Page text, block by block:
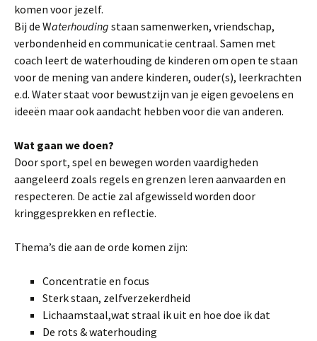
komen voor jezelf.
Bij de Waterhouding staan samenwerken, vriendschap,
verbondenheid en communicatie centraal. Samen met
coach leert de waterhouding de kinderen om open te staan
voor de mening van andere kinderen, ouder(s), leerkrachten
e.d. Water staat voor bewustzijn van je eigen gevoelens en
ideeën maar ook aandacht hebben voor die van anderen.
Wat gaan we doen?
Door sport, spel en bewegen worden vaardigheden
aangeleerd zoals regels en grenzen leren aanvaarden en
respecteren. De actie zal afgewisseld worden door
kringgesprekken en reflectie.
Thema’s die aan de orde komen zijn:
Concentratie en focus
Sterk staan, zelfverzekerdheid
Lichaamstaal,wat straal ik uit en hoe doe ik dat
De rots & waterhouding